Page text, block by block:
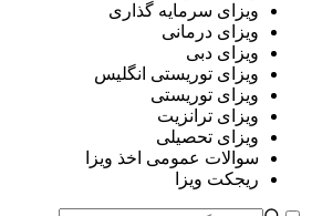
سرمایه گذاری
درمانی
دبی
توریستی انگلیس
توریستی
ترانزیت
تحصیلی
عمومی اخذ ویزا
ویزا